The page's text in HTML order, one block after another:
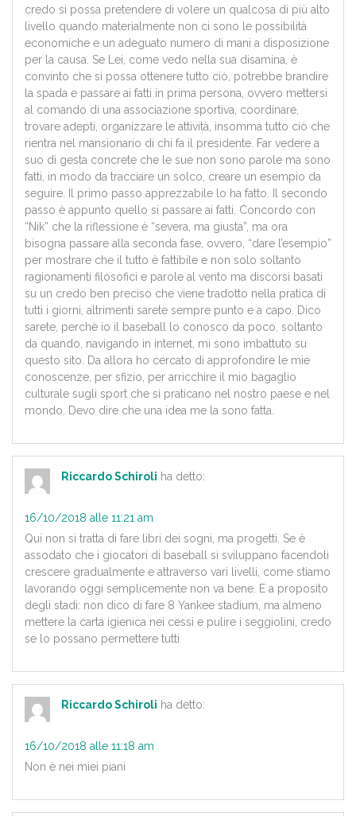
credo si possa pretendere di volere un qualcosa di più alto
livello quando materialmente non ci sono le possibilità
economiche e un adeguato numero di mani a disposizione
per la causa. Se Lei, come vedo nella sua disamina, è
convinto che si possa ottenere tutto ciò, potrebbe brandire
la spada e passare ai fatti in prima persona, ovvero mettersi
al comando di una associazione sportiva, coordinare,
trovare adepti, organizzare le attività, insomma tutto ciò che
rientra nel mansionario di chi fa il presidente. Far vedere a
suo di gesta concrete che le sue non sono parole ma sono
fatti, in modo da tracciare un solco, creare un esempio da
seguire. Il primo passo apprezzabile lo ha fatto. Il secondo
passo è appunto quello si passare ai fatti. Concordo con
“Nik” che la riflessione è “severa, ma giusta”, ma ora
bisogna passare alla seconda fase, ovvero, “dare l’esempio”
per mostrare che il tutto è fattibile e non solo soltanto
ragionamenti filosofici e parole al vento ma discorsi basati
su un credo ben preciso che viene tradotto nella pratica di
tutti i giorni, altrimenti sarete sempre punto e a capo. Dico
sarete, perchè io il baseball lo conosco da poco, soltanto
da quando, navigando in internet, mi sono imbattuto su
questo sito. Da allora ho cercato di approfondire le mie
conoscenze, per sfizio, per arricchire il mio bagaglio
culturale sugli sport che si praticano nel nostro paese e nel
mondo. Devo dire che una idea me la sono fatta.
Riccardo Schiroli ha detto:
16/10/2018 alle 11:21 am
Qui non si tratta di fare libri dei sogni, ma progetti. Se è
assodato che i giocatori di baseball si sviluppano facendoli
crescere gradualmente e attraverso vari livelli, come stiamo
lavorando oggi semplicemente non va bene. E a proposito
degli stadi: non dico di fare 8 Yankee stadium, ma almeno
mettere la carta igienica nei cessi e pulire i seggiolini, credo
se lo possano permettere tutti
Riccardo Schiroli ha detto:
16/10/2018 alle 11:18 am
Non è nei miei piani